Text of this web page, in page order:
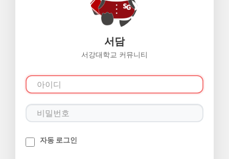
서담
서강대학교 커뮤니티
자동 로그인